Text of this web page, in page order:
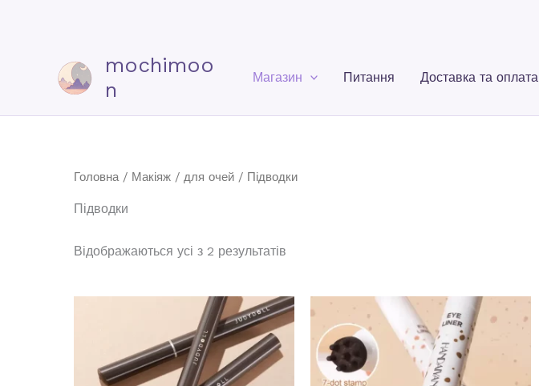
mochimoo
n
Магазин Питання Доставка та оплата
Головна/ Макіяж / для очей / Підводки
Підводки
Відображаються усі з 2 результатів